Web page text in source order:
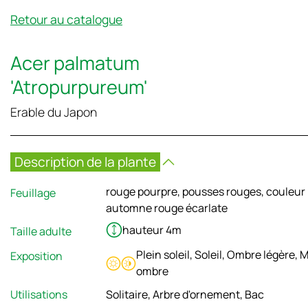
Retour au catalogue
Acer palmatum
'Atropurpureum'
Erable du Japon
Description de la plante
Feuillage
rouge pourpre, pousses rouges, couleur
automne rouge écarlate
Taille adulte
hauteur 4m
Exposition
Plein soleil, Soleil, Ombre légère,
ombre
Utilisations
Solitaire, Arbre d'ornement, Bac